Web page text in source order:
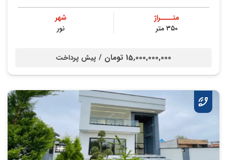
متــــراژ
۳۵۰ متر
شهر
نور
15,000,000,000 تومان / پیش پرداخت